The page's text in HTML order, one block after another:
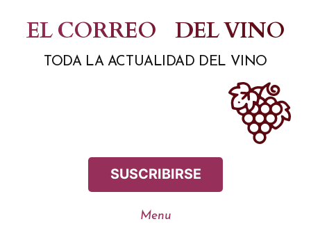
contenido
EL CORREO DEL VINO
TODA LA ACTUALIDAD DEL VINO
SUSCRIBIRSE